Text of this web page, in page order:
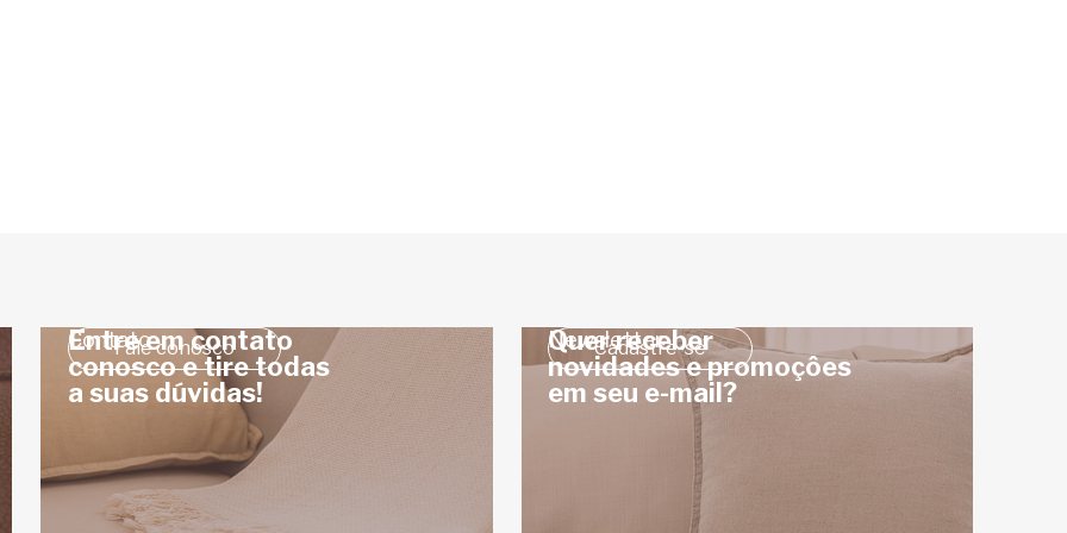
Contato
Entre em contato
conosco e tire todas
a suas dúvidas!
Fale conosco Newsletter
Quer receber
novidades e promoçôes
em seu e-mail?
Cadastre-se